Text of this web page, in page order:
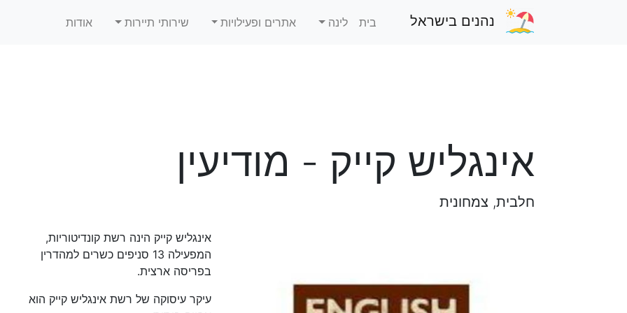
נהנים בישראל בית לינה אתרים ופעילויות שירותי תיירות אודות
אינגליש קייק - מודיעין
חלבית, צמחונית
אינגליש קייק הינה רשת קונדיטוריות,
המפעילה 13 סניפים כשרים למהדרין
בפריסה ארצית.
עיקר עיסוקה של רשת אינגליש קייק הוא